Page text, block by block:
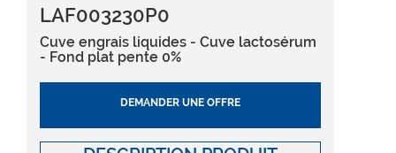
LAF003230P0
Cuve engrais liquides - Cuve lactosérum
- Fond plat pente 0%
DEMANDER UNE OFFRE